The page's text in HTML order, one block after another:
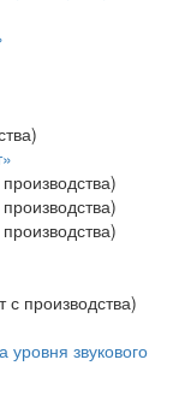
производства)
уровня звукового